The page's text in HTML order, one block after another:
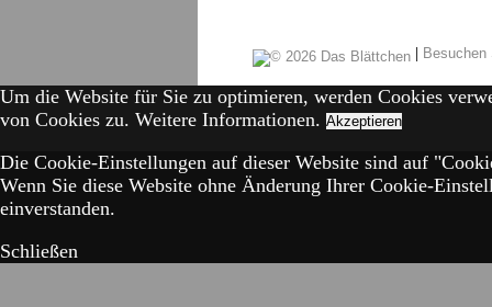
|
Um die Website für Sie zu optimieren, werden Cookies
von Cookies zu. Weitere Informationen. Akzeptieren
Die Cookie-Einstellungen auf dieser Website sind auf
Wenn Sie diese Website ohne Änderung Ihrer Cookie-
einverstanden.
Schließen